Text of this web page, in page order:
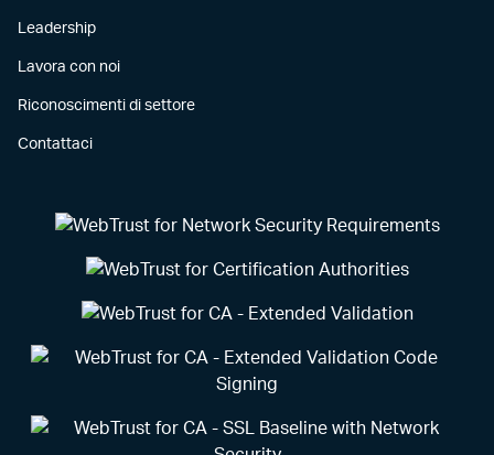
Leadership
Lavora con noi
Riconoscimenti di settore
Contattaci